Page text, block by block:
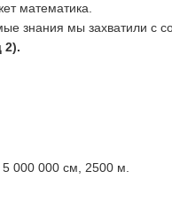
математика.
знания мы захватили с
2).
000 000 см, 2500 м.